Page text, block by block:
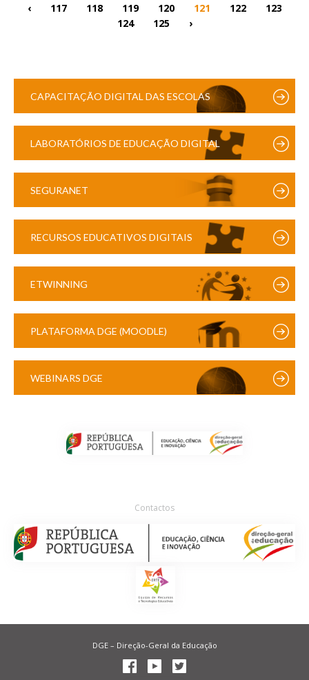
‹ 117 118 119 120 121 122
123
124
125 ›
CAPACITAÇÃO DIGITAL DAS ESCOLAS
LABORATÓRIOS DE EDUCAÇÃO DIGITAL
SEGURANET
RECURSOS EDUCATIVOS DIGITAIS
ETWINNING
PLATAFORMA DGE (MOODLE)
WEBINARS DGE
Contactos
DGE – Direção-Geral da Educação